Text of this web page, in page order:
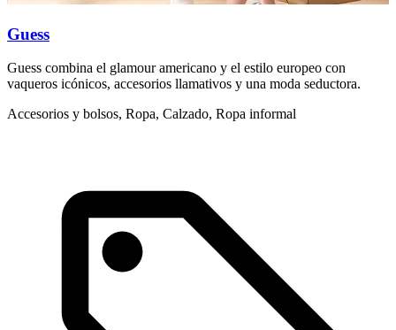
Guess
Guess combina el glamour americano y el estilo europeo con
vaqueros icónicos, accesorios llamativos y una moda seductora.
Accesorios y bolsos, Ropa, Calzado, Ropa informal